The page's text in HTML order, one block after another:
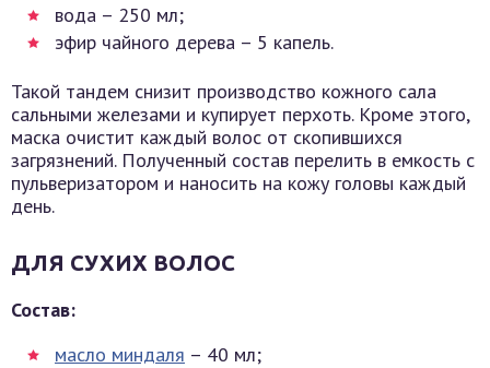
вода – 250 мл;
эфир чайного дерева – 5 капель.
Такой тандем снизит производство кожного сала
сальными железами и купирует перхоть. Кроме этого,
маска очистит каждый волос от скопившихся
загрязнений. Полученный состав перелить в емкость с
пульверизатором и наносить на кожу головы каждый
день.
ДЛЯ СУХИХ ВОЛОС
Состав:
масло миндаля – 40 мл;